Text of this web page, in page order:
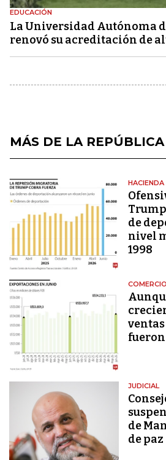
EDUCACIÓN
La Universidad Autónoma
renovó su acreditación de
MÁS DE LA REPÚBLICA
HACIENDA
de
nivel
1998
COMERCIO
ventas
fueron
JUDICIAL
de
de paz